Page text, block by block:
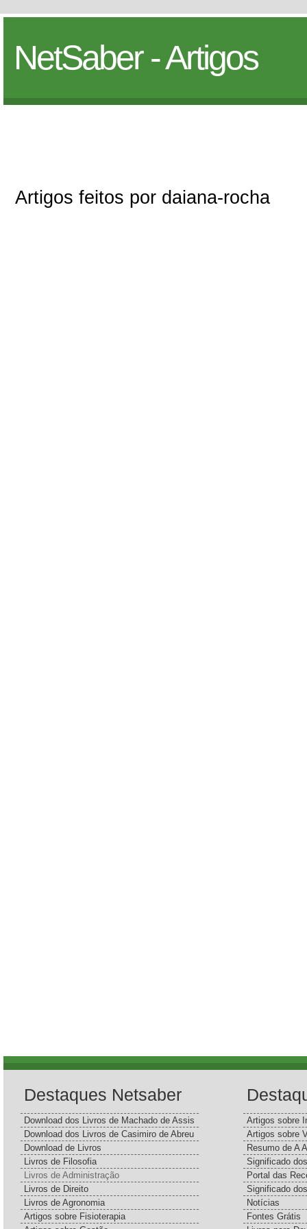
NetSaber - Artigos
Artigos feitos por daiana-rocha
Destaques Netsaber
Download dos Livros de Machado de Assis
Download dos Livros de Casimiro de Abreu
Download de Livros
Livros de Filosofia
Livros de Administração
Livros de Direito
Livros de Agronomia
Artigos sobre Fisioterapia
Artigos sobre
Artigos sobre
Resumo de A
Significado
Portal das
Significado
Notícias
Fontes Grátis